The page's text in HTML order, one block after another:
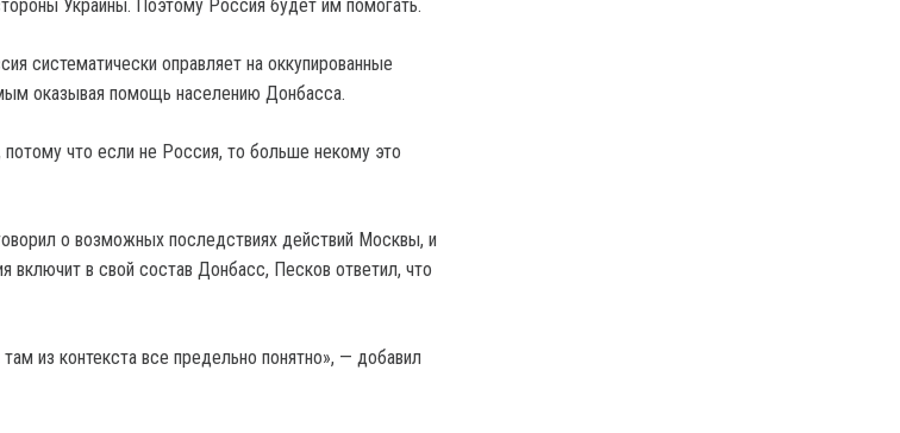
Украины. Поэтому Россия будет им помогать.
систематически оправляет на оккупированные
оказывая помощь населению Донбасса.
что если не Россия, то больше некому это
о возможных последствиях действий Москвы, и
включит в свой состав Донбасс, Песков ответил, что
из контекста все предельно понятно», — добавил